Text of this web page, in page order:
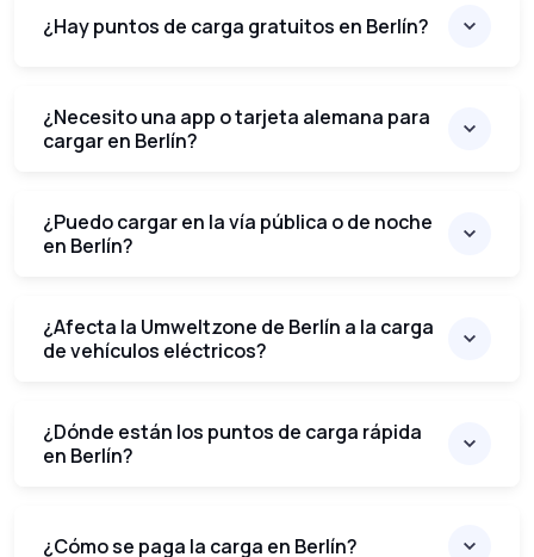
¿Hay puntos de carga gratuitos en Berlín?
¿Necesito una app o tarjeta alemana para
cargar en Berlín?
¿Puedo cargar en la vía pública o de noche
en Berlín?
¿Afecta la Umweltzone de Berlín a la carga
de vehículos eléctricos?
¿Dónde están los puntos de carga rápida
en Berlín?
¿Cómo se paga la carga en Berlín?